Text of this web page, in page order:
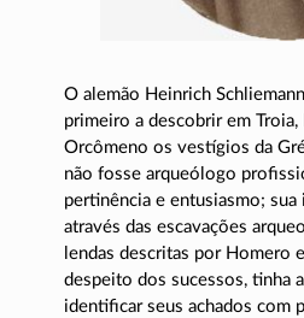
O alemão Heinrich Schliemann
primeiro a descobrir em
Orcômeno os vestígios da
não fosse arqueólogo
pertinência e entusiasmo;
através das escavações
lendas descritas por Homero
despeito dos sucessos, tinha
identificar seus achados com